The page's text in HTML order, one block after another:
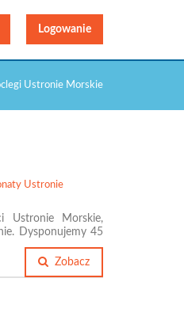
Logowanie
Ustronie Morskie
Ustronie
Ustronie Morskie,
Dysponujemy 45
Zobacz